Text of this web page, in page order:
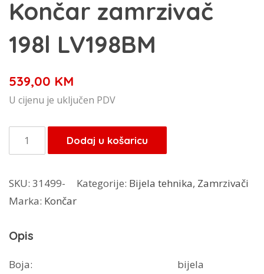
Končar zamrzivač
198l LV198BM
539,00 KM
U cijenu je uključen PDV
Končar
zamrzivač
LV198BM
količina
Dodaj u košaricu
SKU: 31499- Kategorije: Bijela tehnika, Zamrzivači
Marka: Končar
Opis
Boja:
bijela